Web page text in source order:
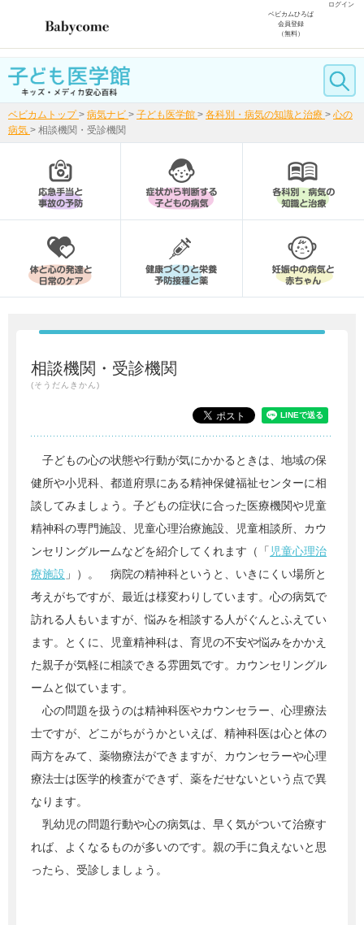
ログイン
ベビカムひろば
会員登録
（無料）
ベビカムトップ > 病気ナビ > 子ども医学館 > 各科別・病気の知識と治療 > 心の
病気 > 相談機関・受診機関
相談機関・受診機関
(そうだんきかん)
子どもの心の状態や行動が気にかかるときは、地域の保
健所や小児科、都道府県にある精神保健福祉センターに相
談してみましょう。子どもの症状に合った医療機関や児童
精神科の専門施設、児童心理治療施設、児童相談所、カウ
ンセリングルームなどを紹介してくれます（「 児童心理治
療施設 」）。 病院の精神科というと、いきにくい場所と
考えがちですが、最近は様変わりしています。心の病気で
訪れる人もいますが、悩みを相談する人がぐんとふえてい
ます。とくに、児童精神科は、育児の不安や悩みをかかえ
た親子が気軽に相談できる雰囲気です。カウンセリングル
ームと似ています。
心の問題を扱うのは精神科医やカウンセラー、心理療法
士ですが、どこがちがうかといえば、精神科医は心と体の
両方をみて、薬物療法ができますが、カウンセラーや心理
療法士は医学的検査ができず、薬をだせないという点で異
なります。
乳幼児の問題行動や心の病気は、早く気がついて治療す
れば、よくなるものが多いのです。親の手に負えないと思
ったら、受診しましょう。